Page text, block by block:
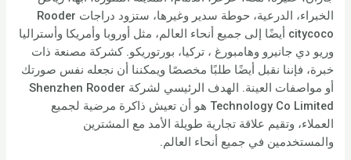
الخبراء، الدرعية، حوطة سدير وغيرها، ستزود دراجات Rooder
citycoco أيضًا إلى جميع أنحاء العالم، مثل أوروبا وأمريكا وأستراليا
وريو دي جانيرو وهامبورغ ، تركيا، بورتوريكو. كشركة مصنعة ذات
خبرة، فإننا نقبل أيضًا طلبًا مخصصًا ويمكننا أن نجعله نفس صورتك
أو مواصفات العينة. الهدف الرئيسي لشركة Shenzhen Rooder
Technology Co Limited هو أن تعيش ذاكرة مرضية لجميع
العملاء، وتقيم علاقة تجارية طويلة الأمد مع المشترين
والمستخدمين في جميع أنحاء العالم.